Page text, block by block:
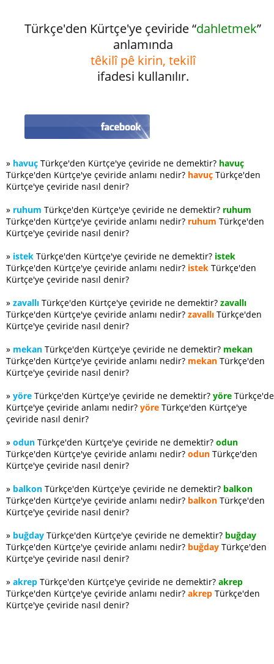
Türkçe'den Kürtçe'ye çeviride “dahletmek”
anlamında
têkilî pê kirin, tekilî
ifadesi kullanılır.
» havuç Türkçe'den Kürtçe'ye çeviride ne demektir? havuç
Türkçe'den Kürtçe'ye çeviride anlamı nedir? havuç Türkçe'den
Kürtçe'ye çeviride nasıl denir?
» ruhum Türkçe'den Kürtçe'ye çeviride ne demektir? ruhum
Türkçe'den Kürtçe'ye çeviride anlamı nedir? ruhum Türkçe'den
Kürtçe'ye çeviride nasıl denir?
» istek Türkçe'den Kürtçe'ye çeviride ne demektir? istek
Türkçe'den Kürtçe'ye çeviride anlamı nedir? istek Türkçe'den
Kürtçe'ye çeviride nasıl denir?
» zavallı Türkçe'den Kürtçe'ye çeviride ne demektir? zavallı
Türkçe'den Kürtçe'ye çeviride anlamı nedir? zavallı Türkçe'den
Kürtçe'ye çeviride nasıl denir?
» mekan Türkçe'den Kürtçe'ye çeviride ne demektir? mekan
Türkçe'den Kürtçe'ye çeviride anlamı nedir? mekan Türkçe'den
Kürtçe'ye çeviride nasıl denir?
» yöre Türkçe'den Kürtçe'ye çeviride ne demektir? yöre
Kürtçe'ye çeviride anlamı nedir? yöre Türkçe'den Kürtçe'ye
çeviride nasıl denir?
» odun Türkçe'den Kürtçe'ye çeviride ne demektir? odun
Türkçe'den Kürtçe'ye çeviride anlamı nedir? odun Türkçe'den
Kürtçe'ye çeviride nasıl denir?
» balkon Türkçe'den Kürtçe'ye çeviride ne demektir? balkon
Türkçe'den Kürtçe'ye çeviride anlamı nedir? balkon Türkçe'den
Kürtçe'ye çeviride nasıl denir?
» buğday Türkçe'den Kürtçe'ye çeviride ne demektir? buğday
Türkçe'den Kürtçe'ye çeviride anlamı nedir? buğday Türkçe'den
Kürtçe'ye çeviride nasıl denir?
» akrep Türkçe'den Kürtçe'ye çeviride ne demektir? akrep
Türkçe'den Kürtçe'ye çeviride anlamı nedir? akrep Türkçe'den
Kürtçe'ye çeviride nasıl denir?